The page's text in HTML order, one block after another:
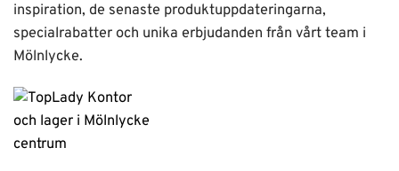
inspiration, de senaste produktuppdateringarna,
specialrabatter och unika erbjudanden från vårt team i
Mölnlycke.